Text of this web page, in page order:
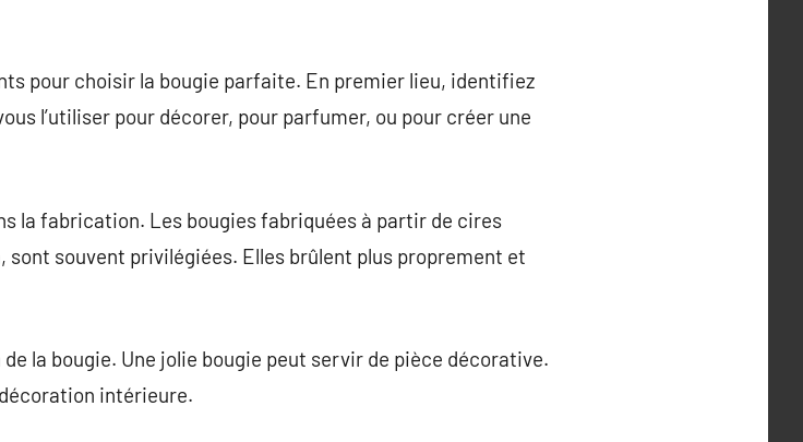
pour choisir la bougie parfaite. En premier lieu, identifiez
l’utiliser pour décorer, pour parfumer, ou pour créer une
la fabrication. Les bougies fabriquées à partir de cires
sont souvent privilégiées. Elles brûlent plus proprement et
la bougie. Une jolie bougie peut servir de pièce décorative.
intérieure.